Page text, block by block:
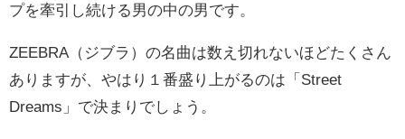
プを牽引し続ける男の中の男です。
ZEEBRA（ジブラ）の名曲は数え切れないほどたくさん
ありますが、やはり１番盛り上がるのは「Street
Dreams」で決まりでしょう。